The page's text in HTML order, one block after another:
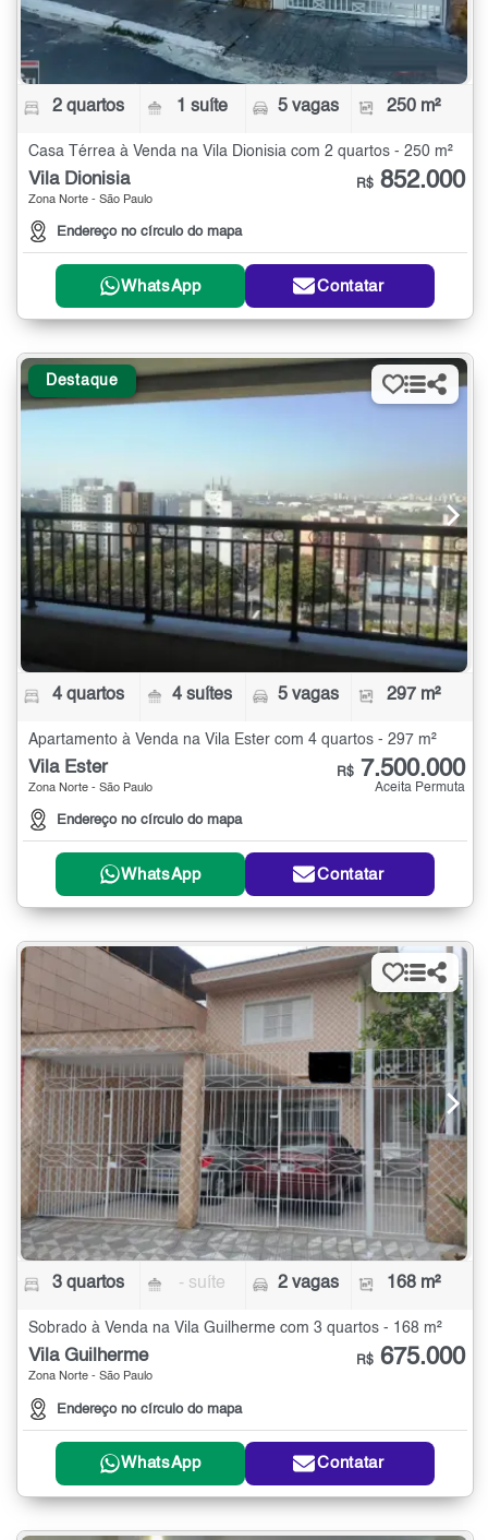
2 quartos 1 suíte 5 vagas 250 m²
Casa Térrea à Venda na Vila Dionisia com 2 quartos - 250 m²
Vila Dionisia
Zona Norte - São Paulo
Endereço no círculo do mapa
R$ 852.000
WhatsApp Contatar
Destaque
4 quartos 4 suítes 5 vagas 297 m²
Apartamento à Venda na Vila Ester com 4 quartos - 297 m²
Vila Ester
Zona Norte - São Paulo
Endereço no círculo do mapa
R$ 7.500.000
Aceita Permuta
WhatsApp Contatar
3 quartos - suíte 2 vagas 168 m²
Sobrado à Venda na Vila Guilherme com 3 quartos - 168 m²
Vila Guilherme
Zona Norte - São Paulo
Endereço no círculo do mapa
R$ 675.000
WhatsApp Contatar